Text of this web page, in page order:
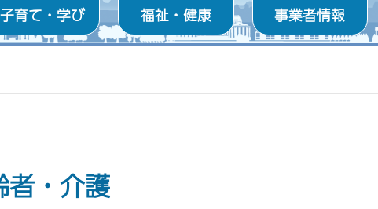
子育て・学び 福祉・健康 事業者情報
者・介護